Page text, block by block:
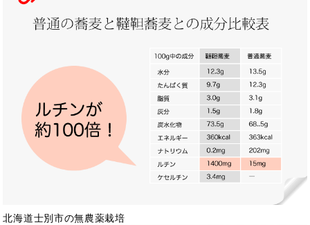
北海道士別市の無農薬栽培